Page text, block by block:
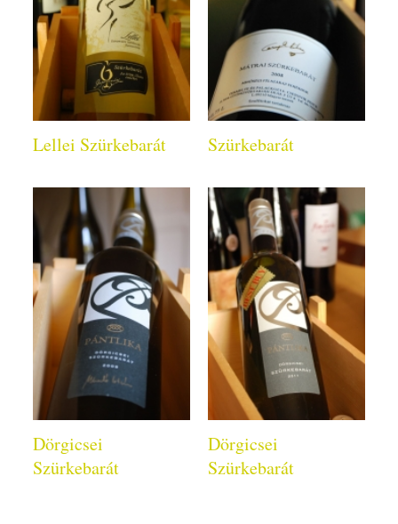
Lellei Szürkebarát Szürkebarát
Dörgicsei
Szürkebarát
Dörgicsei
Szürkebarát